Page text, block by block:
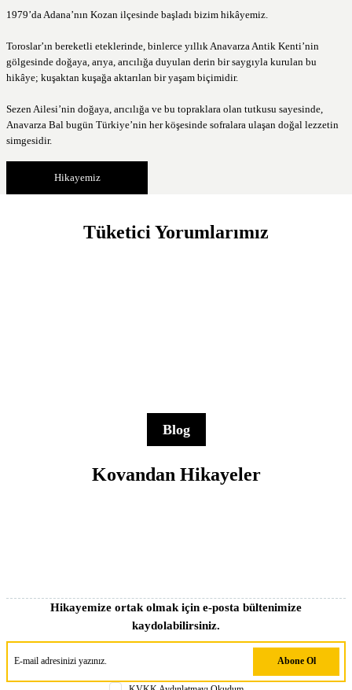
1979’da Adana’nın Kozan ilçesinde başladı bizim hikâyemiz.
Toroslar’ın bereketli eteklerinde, binlerce yıllık Anavarza Antik Kenti’nin
gölgesinde doğaya, arıya, arıcılığa duyulan derin bir saygıyla kurulan bu
hikâye; kuşaktan kuşağa aktarılan bir yaşam biçimidir.
Sezen Ailesi’nin doğaya, arıcılığa ve bu topraklara olan tutkusu sayesinde,
Anavarza Bal bugün Türkiye’nin her köşesinde sofralara ulaşan doğal lezzetin
simgesidir.
Hikayemiz
Tüketici Yorumlarımız
Blog
Kovandan Hikayeler
Hikayemize ortak olmak için e-posta bültenimize
kaydolabilirsiniz.
Abone Ol